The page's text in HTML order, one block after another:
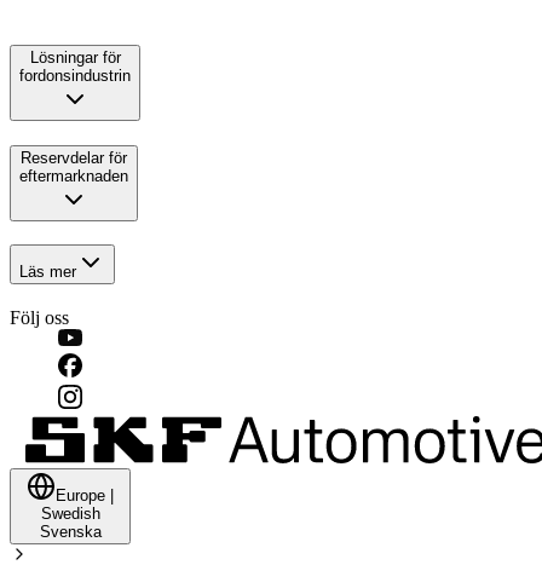
Lösningar för
fordonsindustrin
Reservdelar för
eftermarknaden
Läs mer
Följ oss
Europe
Swedish
Svenska